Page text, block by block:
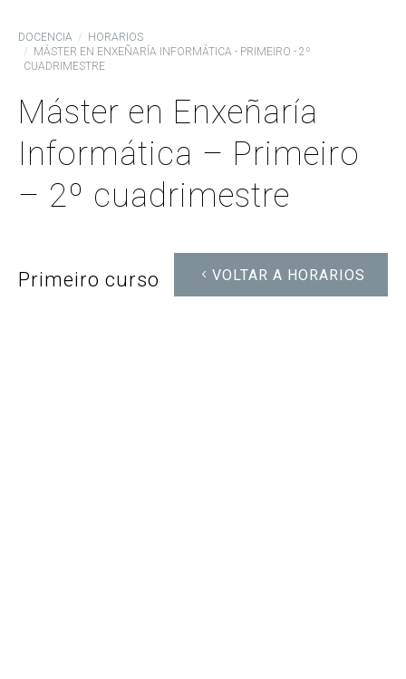
DOCENCIA
HORARIOS
MÁSTER EN ENXEÑARÍA INFORMÁTICA - PRIMEIRO - 2º
CUADRIMESTRE
Máster en Enxeñaría
Informática – Primeiro
– 2º cuadrimestre
VOLTAR A HORARIOS
Primeiro curso